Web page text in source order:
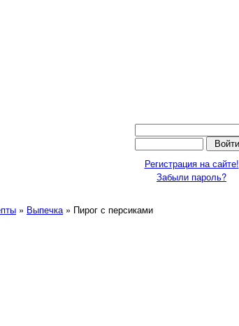
Регистрация на сайте!
Забыли пароль?
» Выпечка » Пирог с персиками